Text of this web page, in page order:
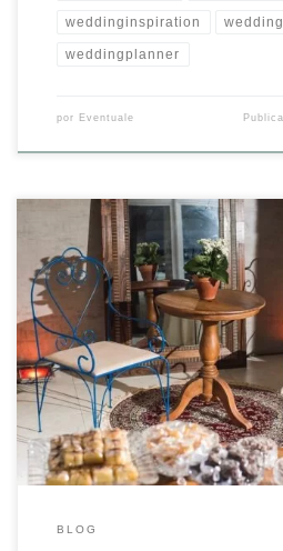
weddinginspiration
weddingplanner
por Eventuale
Todos os cantinhos do salão podem ser
ambientes extras super funcionais e
são importantes, fazem a diferença na
cuidado, carinho e respeito pelos
empregadas, deixam estes espaços
projeto! #tbt […]
BLOG